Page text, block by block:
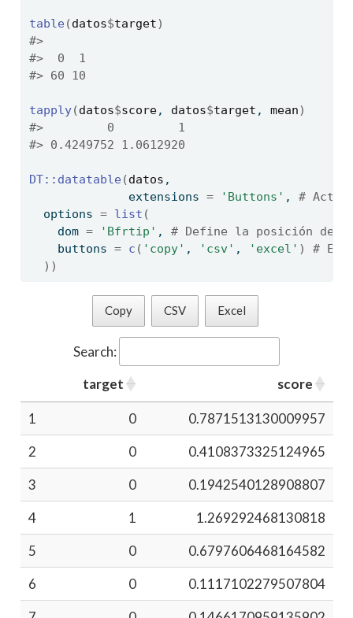
table (datos$target)
#>
#>  0  1
#> 60 10
tapply(datos$score, datos$target , mean)
#>         0         1
#> 0.4249752 1.0612920
DT:: datatable (datos ,
              extensions
= 'Buttons' , #
  options
= list (
    dom
= 'Bfrtip' , # Define la posición del
    buttons
= c ( 'copy' , 'csv' , 'excel' )
#
) )
Copy CSV Excel
Search:
target
score
1 0
0.7871513130009957
2
0
0.4108373325124965
3
0
0.1942540128908807
4
1
1.269292468130818
5
0
0.6797606468164582
6
0
0.1117102279507804